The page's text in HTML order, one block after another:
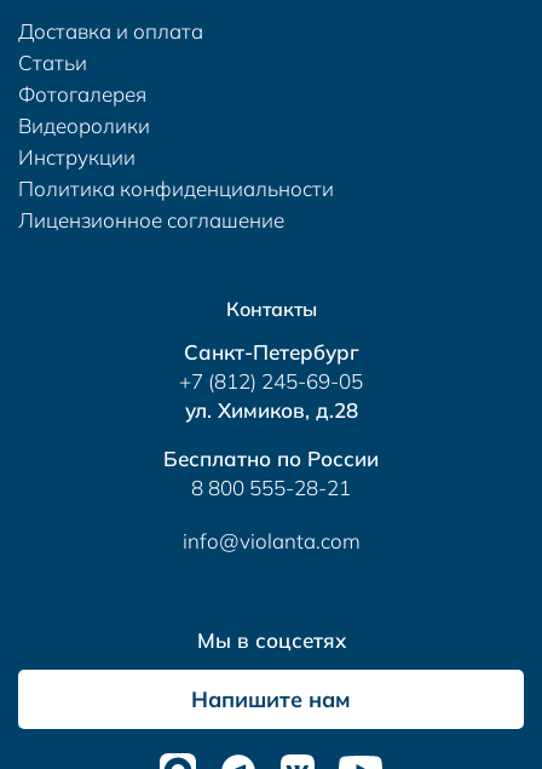
Доставка и оплата
Статьи
Фотогалерея
Видеоролики
Инструкции
Политика конфиденциальности
Лицензионное соглашение
Контакты
Санкт-Петербург
+7 (812) 245-69-05
ул. Химиков, д.28
Бесплатно по России
8 800 555-28-21
info@violanta.com
Мы в соцсетях
Напишите нам